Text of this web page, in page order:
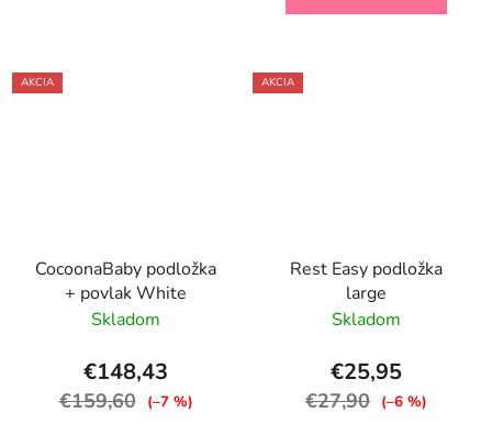
AKCIA
CocoonaBaby podložka
+ povlak White
Skladom
€148,43
€159,60 (–7 %)
AKCIA
Rest Easy podložka
large
Skladom
€25,95
€27,90 (–6 %)